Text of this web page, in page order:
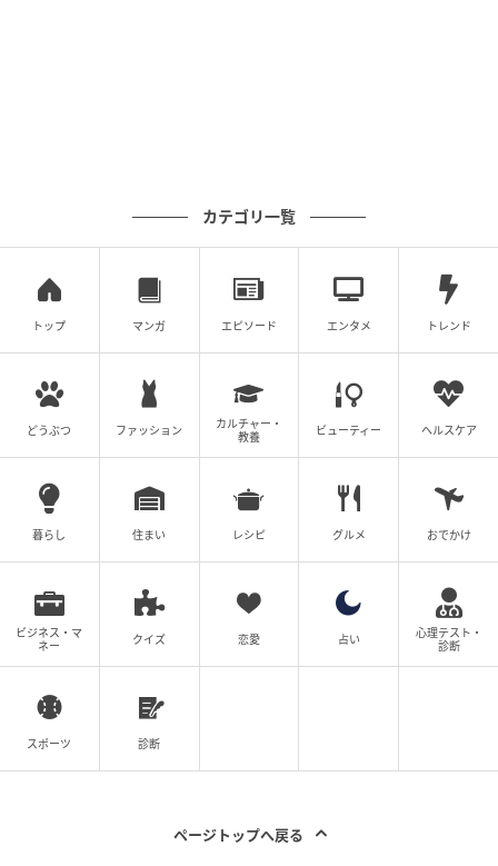
小麦本来の自然な風味とつるみ・弾力を強化した三層
麺に枕崎製造のかつお節のうまみをきかせたつゆを合
わせたざる中華です。 ※東北地方の一部、新潟県の一
来週新発売の#麺料理
セブン-イレブン 野菜タンメン
カテゴリ一覧
トップ マンガ エピソード エンタメ トレンド
どうぶつ ファッション
カルチャー・
教養
ビューティー ヘルスケア
暮らし 住まい レシピ グルメ おでかけ
ビジネス・マ
ネー
クイズ 恋愛 占い
心理テスト・
診断
スポーツ 診断
ページトップへ戻る